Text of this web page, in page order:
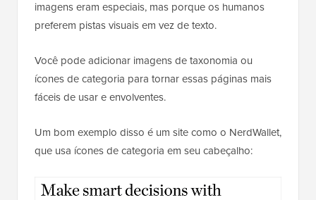
imagens eram especiais, mas porque os humanos
preferem pistas visuais em vez de texto.
Você pode adicionar imagens de taxonomia ou
ícones de categoria para tornar essas páginas mais
fáceis de usar e envolventes.
Um bom exemplo disso é um site como o NerdWallet,
que usa ícones de categoria em seu cabeçalho: